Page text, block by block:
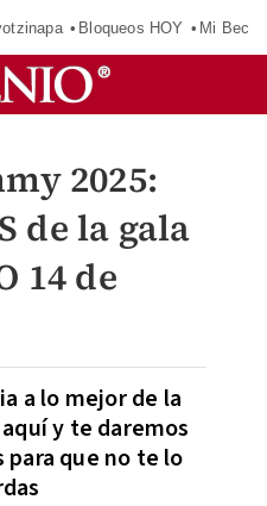
Bloqueos HOY Mi Beca
2025:
de la gala
14 de
a lo mejor de la
y te daremos
que no te lo